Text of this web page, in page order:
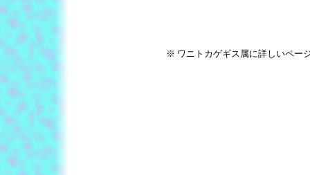
※ ワニトカゲギス属に詳しいペー